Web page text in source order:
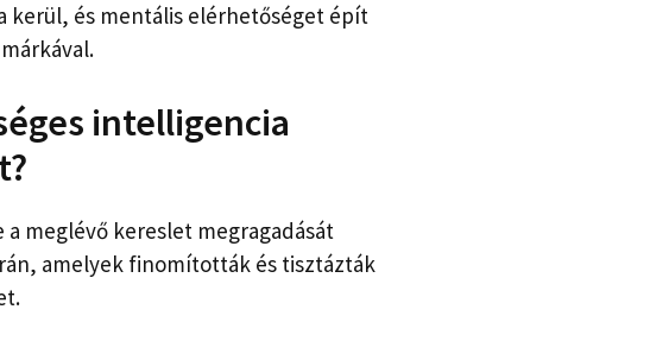
kerül, és mentális elérhetőséget épít
intelligencia
meglévő kereslet megragadását
amelyek finomították és tisztázták